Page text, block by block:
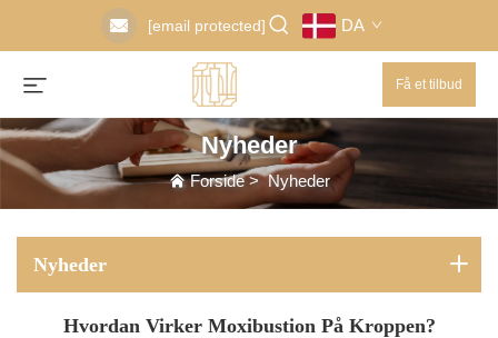
[email protected] DA
Få et tilbud
Nyheder
Forside>Nyheder
Nyheder
Hvordan Virker Moxibustion På Kroppen?